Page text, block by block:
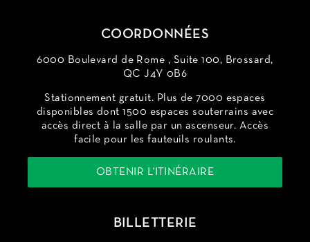
COORDONNÉES
6000 Boulevard de Rome , Suite 100, Brossard,
QC J4Y 0B6
Stationnement gratuit. Plus de 7000 espaces
disponibles dont 1500 espaces souterrains avec
accès direct à la salle par un ascenseur. Accès
facile pour les fauteuils roulants.
OBTENIR L'ITINÉRAIRE
BILLETTERIE